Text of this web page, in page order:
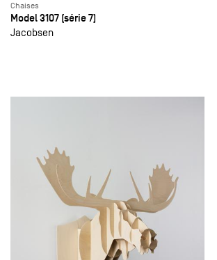
Chaises
Model 3107 (série 7)
Jacobsen